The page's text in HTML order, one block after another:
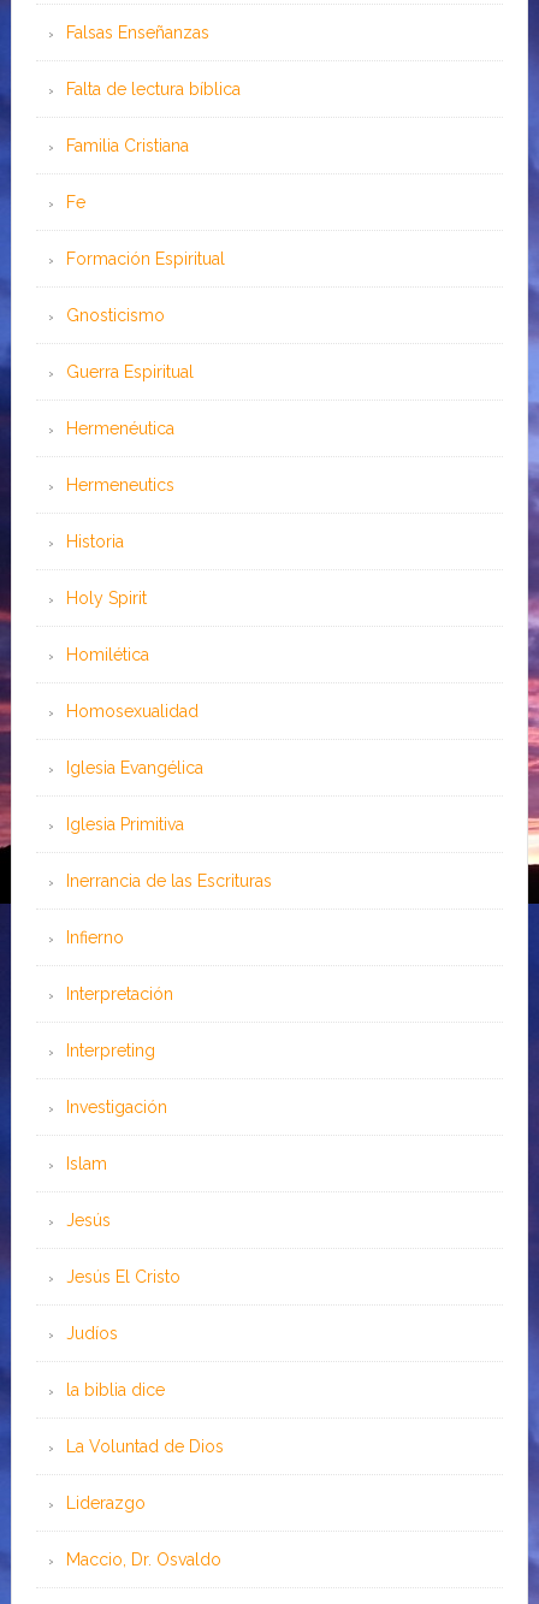
Falsas Enseñanzas
Falta de lectura bíblica
Familia Cristiana
Fe
Formación Espiritual
Gnosticismo
Guerra Espiritual
Hermenéutica
Hermeneutics
Historia
Holy Spirit
Homilética
Homosexualidad
Iglesia Evangélica
Iglesia Primitiva
Inerrancia de las Escrituras
Infierno
Interpretación
Interpreting
Investigación
Islam
Jesús
Jesús El Cristo
Judíos
la biblia dice
La Voluntad de Dios
Liderazgo
Maccio, Dr. Osvaldo